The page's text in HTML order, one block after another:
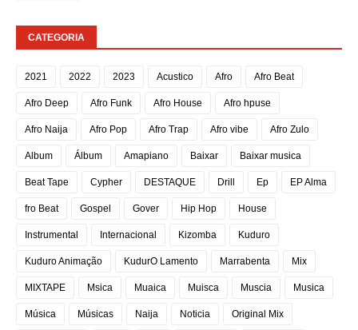
CATEGORIA
2021 2022 2023 Acustico Afro Afro Beat
Afro Deep Afro Funk Afro House Afro hpuse
Afro Naija Afro Pop Afro Trap Afro vibe Afro Zulo
Album Álbum Amapiano Baixar Baixar musica
Beat Tape Cypher DESTAQUE Drill Ep EP Alma
fro Beat Gospel Gover Hip Hop House
Instrumental Internacional Kizomba Kuduro
Kuduro Animação KudurO Lamento Marrabenta Mix
MIXTAPE Msica Muaica Muisca Muscia Musica
Música Músicas Naija Noticia Original Mix